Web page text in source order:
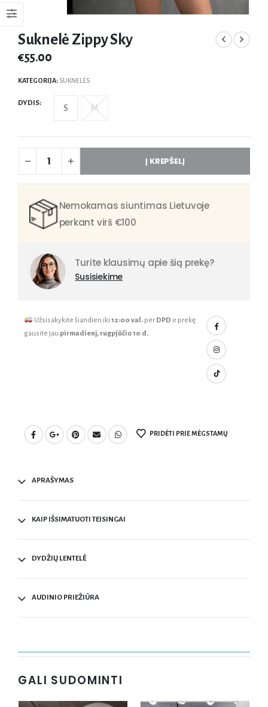
Suknelė Zippy Sky
€55.00
KATEGORIJA: SUKNELĖS
DYDIS
S M
Į KREPŠELĮ
Nemokamas siuntimas Lietuvoje
perkant virš €100
Turite klausimų apie šią prekę?
Susisiekime
Užsisakykite šiandien iki 12:00 val.per DPD ir prekę
gausite jau pirmadienį, rugpjūčio 10 d..
PRIDĖTI PRIE MĖGSTAMŲ
APRAŠYMAS
KAIP IŠSIMATUOTI TEISINGAI
DYDŽIŲ LENTELĖ
AUDINIO PRIEŽIŪRA
GALI SUDOMINTI